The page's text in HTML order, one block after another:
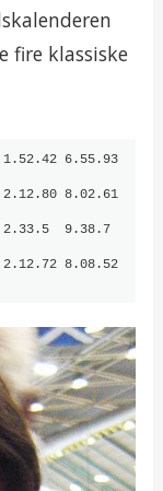
fire klassiske
6.55.93
8.02.61
9.38.7
8.08.52